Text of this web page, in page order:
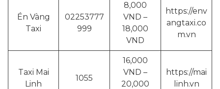
Én Vàng
Taxi
02253777
999
8,000
VND –
18,000
VND
https://env
angtaxi.co
m.vn
Taxi Mai
Linh
1055
16,000
VND –
20,000
https://mai
linh.vn